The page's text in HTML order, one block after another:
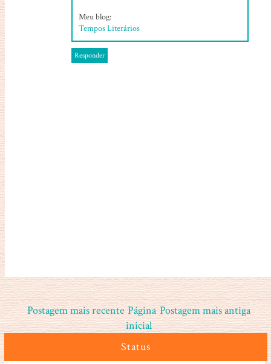
Meu blog:
Tempos Literários
Responder
Postagem mais recente Postagem mais antiga
Página
inicial
Status